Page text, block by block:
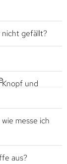
nicht gefällt?
Knopf und
messe ich
aus?